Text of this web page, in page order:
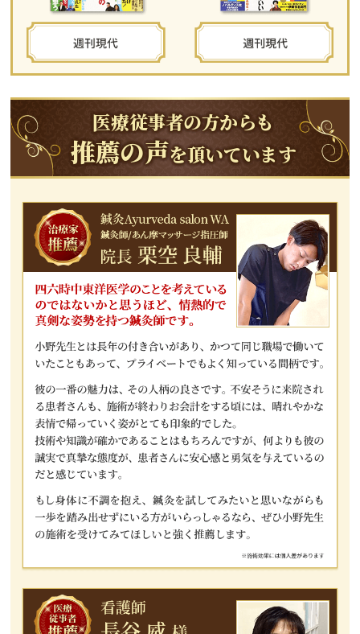
医療従事者の方からも
推薦の声を頂いています